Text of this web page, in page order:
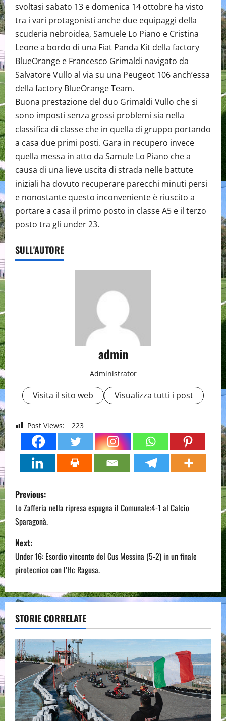
svoltasi sabato 13 e domenica 14 ottobre ha visto
tra i vari protagonisti anche due equipaggi della
scuderia nebroidea, Samuele Lo Piano e Cristina
Leone a bordo di una Fiat Panda Kit della factory
BlueOrange e Francesco Grimaldi navigato da
Salvatore Vullo al via su una Peugeot 106 anch’essa
della factory BlueOrange Team.
Buona prestazione del duo Grimaldi Vullo che si
sono imposti senza grossi problemi sia nella
classifica di classe che in quella di gruppo portando
a casa due primi posti. Gara in recupero invece
quella messa in atto da Samule Lo Piano che a
causa di una lieve uscita di strada nelle battute
iniziali ha dovuto recuperare parecchi minuti persi
e nonostante questo inconveniente è riuscito a
portare a casa il primo posto in classe A5 e il terzo
posto tra gli under 23.
SULL'AUTORE
admin
Administrator
Visita il sito web Visualizza tutti i post
Post Views: 223
P
o
s
t
n
a
v
i
g
a
t
Previous:
Lo Zafferia nella ripresa espugna il Comunale:4-1 al Calcio
Sparagonà.
Next:
Under 16: Esordio vincente del Cus Messina (5-2) in un finale
pirotecnico con l’Hc Ragusa.
STORIE CORRELATE